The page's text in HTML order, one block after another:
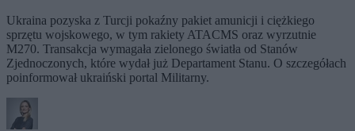
Ukraina pozyska z Turcji pokaźny pakiet amunicji i ciężkiego
sprzętu wojskowego, w tym rakiety ATACMS oraz wyrzutnie
M270. Transakcja wymagała zielonego światła od Stanów
Zjednoczonych, które wydał już Departament Stanu. O szczegółach
poinformował ukraiński portal Militarny.